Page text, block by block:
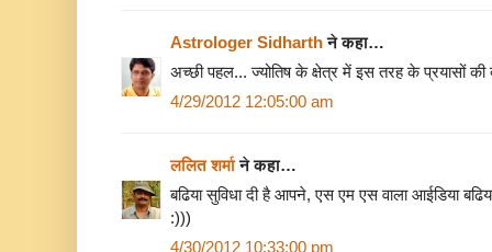
Astrologer Sidharthने कहा…
अच्‍छी पहल... ज्‍योतिष के क्षेत्र में इस तरह के प्रयासों
4/29/2012 12:05:00 am
ललित शर्माने कहा…
बढिया सुविधा दी है आपने, एस एम एस वाला आईडिया
:)))
4/30/2012 10:33:00 pm